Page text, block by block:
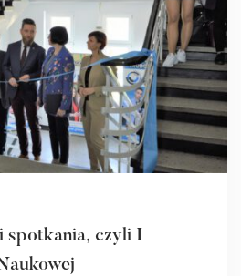
spotkania, czyli I